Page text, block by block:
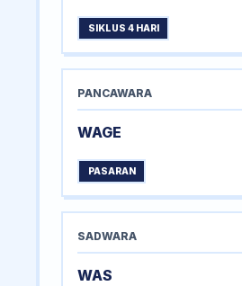
SIKLUS 4 HARI
PANCAWARA
WAGE
PASARAN
SADWARA
WAS